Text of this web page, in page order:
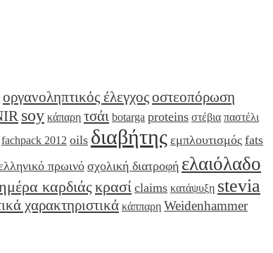
οργανοληπτικός έλεγχοςοστεοπόρωση
soy κάπαρη τσάι botarga proteins στέβια παστέλι
fachpack 2012 oils διαβήτης εμπλουτισμός fats
πρωινόσχολική διατροφή ελαιόλαδο
καρδιάςκρασί claims κατάψυξη stevia
χαρακτηριστικά κάππαρη Weidenhammer